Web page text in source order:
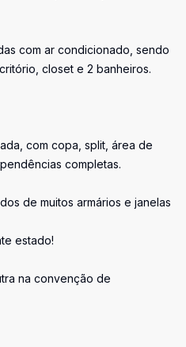
com ar condicionado, sendo
closet e 2 banheiros.
com copa, split, área de
completas.
de muitos armários e janelas
estado!
na convenção de